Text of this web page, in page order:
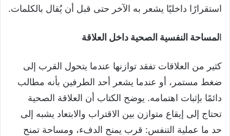
استقرارًا داخليًا يشعر به الآخر حتى قبل أن يُقال بالكلمات.
المساحة النفسية الصحية داخل العلاقة
كثير من العلاقات تفقد توازنها عندما يتحول القرب إلى
ضغط مستمر، أو عندما يشعر أحد الطرفين بأنه مطالب
دائمًا بإثبات اهتمامه. يوضح الكتاب أن العلاقة الصحية
تحتاج إلى إيقاع متوازن بين الاقتراب والابتعاد يشبه إلى
حد ما عملية التنفس: قرب يمنح الدفء، ومساحة تمنح